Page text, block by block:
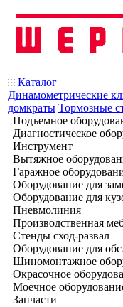
Каталог
Динамометрические
домкраты Тормозные
Подъемное
Диагностическое
Инструмент
Вытяжное
Гаражное
Оборудование для
Оборудование для
Пневмолиния
Производственная
Стенды сход-развал
Оборудование для
Шиномонтажное
Окрасочное
Моечное
Запчасти